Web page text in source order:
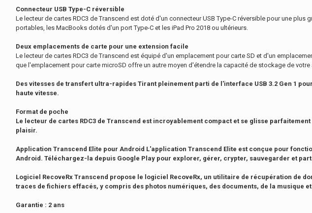
Connecteur USB Type-C réversible
Le lecteur de cartes RDC3 de Transcend est doté d'un connecteur USB Type-C réversible pour une
portables, les MacBooks dotés d'un port Type-C et les iPad Pro 2018 ou ultérieurs.
Deux emplacements de carte pour une extension facile
Le lecteur de cartes RDC3 de Transcend est équipé d'un emplacement pour carte SD et d'un
que l'emplacement pour carte microSD offre un autre moyen d'étendre la capacité de stockage de
Des vitesses de transfert ultra-rapides Tirant pleinement parti de l'interface USB 3.2 Gen 1
haute vitesse.
Format de poche
Le lecteur de cartes RDC3 de Transcend est incroyablement compact et se glisse
plaisir.
Application Transcend Elite pour Android L'application Transcend Elite est conçue pour
Android. Téléchargez-la depuis Google Play pour explorer, gérer, crypter, sauvegarder et
Logiciel RecoveRx Transcend propose le logiciel RecoveRx, un utilitaire de récupération de
traces de fichiers effacés, y compris des photos numériques, des documents, de la musique
Garantie : 2 ans